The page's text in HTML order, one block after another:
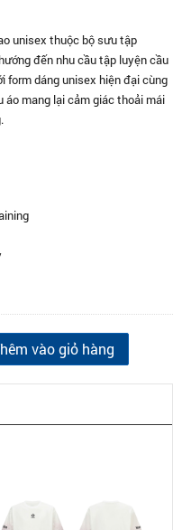
unisex thuộc bộ sưu tập
đến nhu cầu tập luyện cầu
form dáng unisex hiện đại cùng
mang lại cảm giác thoải mái
vào giỏ hàng